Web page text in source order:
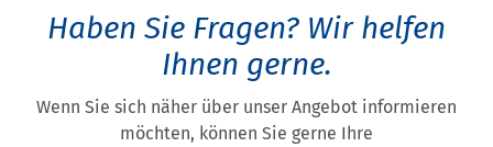
Haben Sie Fragen? Wir helfen
Ihnen gerne.
Wenn Sie sich näher über unser Angebot informieren
möchten, können Sie gerne Ihre